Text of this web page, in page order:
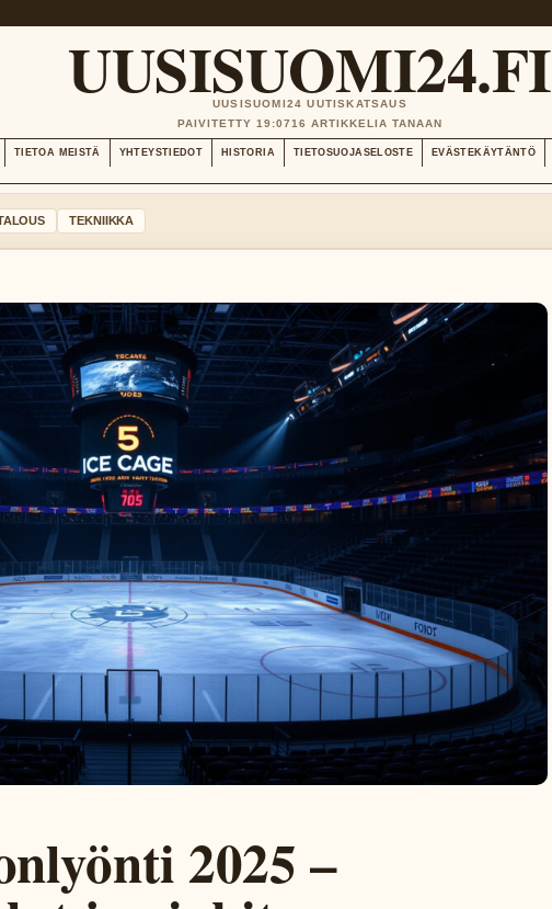
UUSISUOMI24.FI
UUSISUOMI24 UUTISKATSAUS
PAIVITETTY 19:0716 ARTIKKELIA TANAAN
TIETOA MEISTÄ YHTEYSTIEDOT HISTORIA TIETOSUOJASELOSTE EVÄSTEKÄYTÄNTÖ
TEKNIIKKA
2025 –